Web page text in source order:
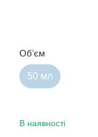
Обʼєм
50 мл
В наявності